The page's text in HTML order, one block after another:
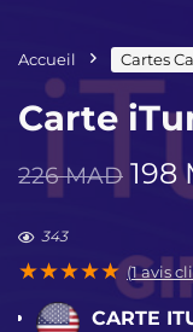
Accueil Cartes
Carte
226MAD Le
prix
226
198
343
★★★★★ (1avis
CARTE